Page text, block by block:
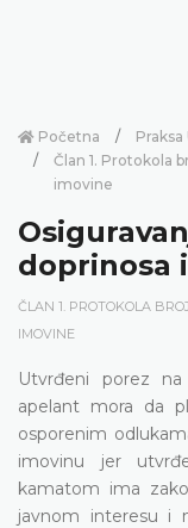
Početna
Član 1. Protokola
imovine
doprinosa
ČLAN 1. PROTOKOLA
IMOVINE
Utvrđeni porez
apelant mora da
osporenim
imovinu jer
kamatom ima
javnom interesu i